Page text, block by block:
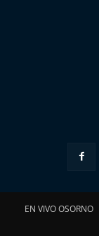
EN VIVO OSORNO